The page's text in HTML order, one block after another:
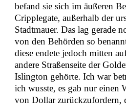
befand sie sich im äußeren
Cripplegate, außerhalb der
Stadtmauer. Das lag gerade
von den Behörden so
diese endete jedoch mitten
andere Straßenseite der
Islington gehörte. Ich war
ich wusste, es gab nur einen
von Dollar zurückzufordern,